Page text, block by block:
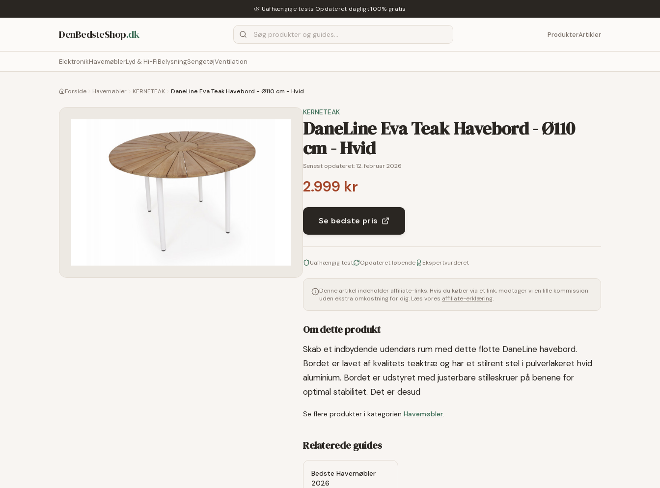
🌿 Uafhængige tests·Opdateret dagligt·100% gratis
DenBedsteShop.dk ProdukterArtikler
ElektronikHavemøblerLyd & Hi-FiBelysningSengetøjVentilation
Forside Havemøbler KERNETEAK DaneLine Eva Teak Havebord - Ø110 cm - Hvid
KERNETEAK
DaneLine Eva Teak Havebord - Ø110
cm - Hvid
Senest opdateret:12. februar 2026
2.999 kr
Se bedste pris
Uafhængig test Opdateret løbende Ekspertvurderet
Denne artikel indeholder affiliate-links. Hvis du køber via et link, modtager vi en lille kommission
uden ekstra omkostning for dig. Læs vores affiliate-erklæring.
Om dette produkt
Skab et indbydende udendørs rum med dette flotte DaneLine havebord.
Bordet er lavet af kvalitets teaktræ og har et stilrent stel i pulverlakeret hvid
aluminium. Bordet er udstyret med justerbare stilleskruer på benene for
optimal stabilitet. Det er desud
Se flere produkter i kategorien Havemøbler.
Relaterede guides
Bedste Havemøbler
2026